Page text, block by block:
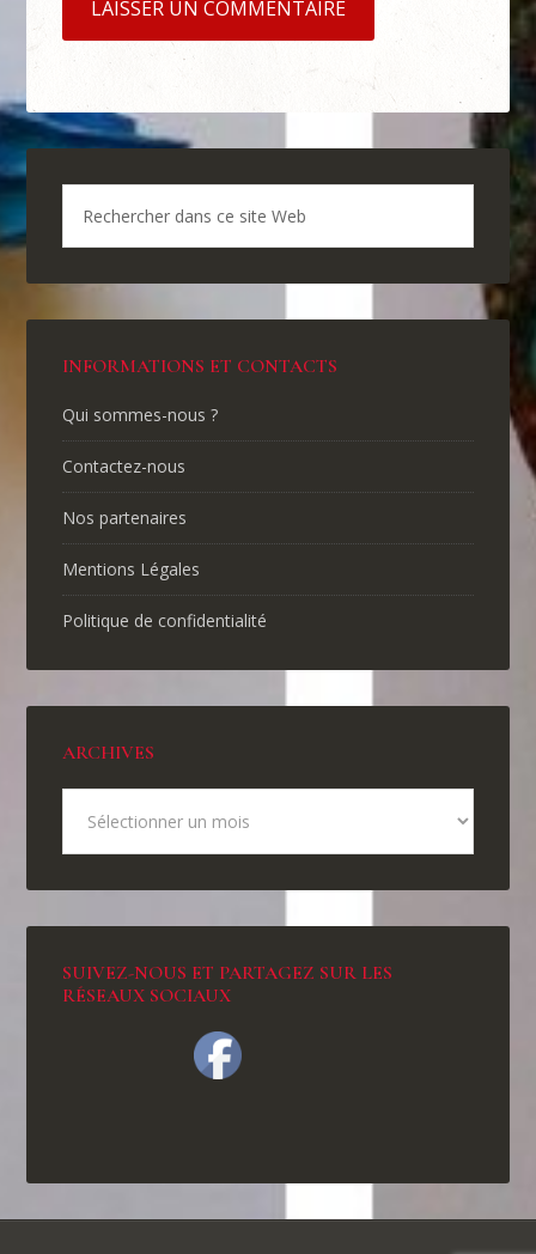
INFORMATIONS ET CONTACTS
Qui sommes-nous ?
Contactez-nous
Nos partenaires
Mentions Légales
Politique de confidentialité
ARCHIVES
SUIVEZ-NOUS ET PARTAGEZ SUR LES
RÉSEAUX SOCIAUX